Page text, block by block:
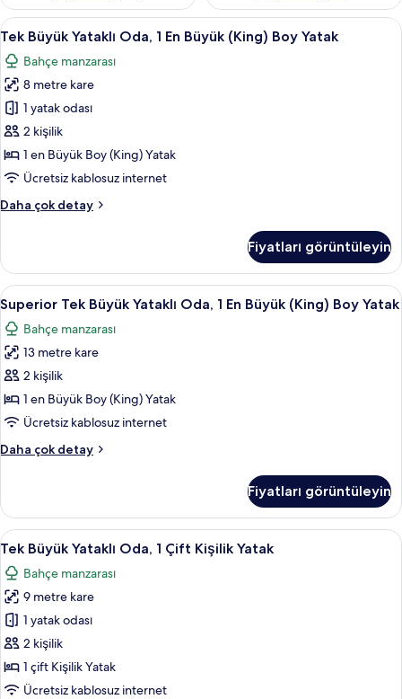
Tek
Büyük
Yataklı
Oda,
En
Büyük
(King)
Yatak
fotoğrafları
görün
Tek Büyük Yataklı Oda, 1 En Büyük
3
Tek Büyük Yataklı Oda, 1 En Büyük (King) Boy Yatak
Bahçe manzarası
8 metre kare
1 yatak odası
2 kişilik
1 en Büyük Boy (King) Yatak
Ücretsiz kablosuz internet
Daha çok detay
Tek
1
En
Büyük
(King)
Boy
Yatak
daha
fazla
detay
Fiyatları görüntüleyin
Superior
Tek
Büyük
Yataklı
Oda,
1
En
(King)
için
tüm
fotoğrafları
görün
Superior Tek Büyük Yataklı Oda, 1
2
Superior Tek Büyük Yataklı Oda, 1 En Büyük (King) Boy Yatak
Bahçe manzarası
13 metre kare
2 kişilik
1 en Büyük Boy (King) Yatak
Ücretsiz kablosuz internet
Daha çok detay
Superior
Oda,
En
(King)
Boy
Yatak
hakkında
daha
fazla
detay
Fiyatları görüntüleyin
Tek
Büyük
Yataklı
Oda,
Çift
Kişilik
Yatak
Tek Büyük Yataklı Oda, 1 Çift Kişilik
3
Tek Büyük Yataklı Oda, 1 Çift Kişilik Yatak
Bahçe manzarası
9 metre kare
1 yatak odası
2 kişilik
1 çift Kişilik Yatak
Ücretsiz kablosuz internet